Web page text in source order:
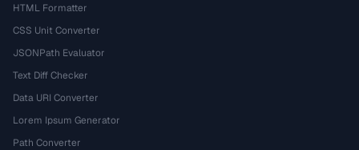
HTML Formatter
CSS Unit Converter
JSONPath Evaluator
Text Diff Checker
Data URI Converter
Lorem Ipsum Generator
Path Converter